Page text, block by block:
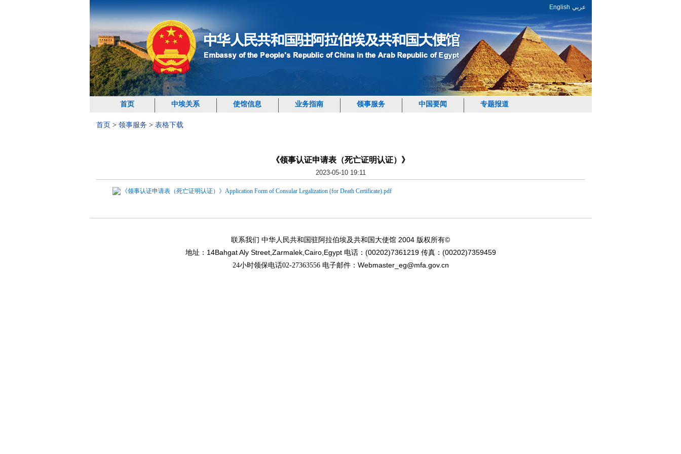
English عربي
首页 中埃关系 使馆信息 业务指南 领事服务 中国要闻 专题报道
首页 > 领事服务 > 表格下载
《领事认证申请表（死亡证明认证）》
2023-05-10 19:11
《领事认证申请表（死亡证明认证）》Application Form of Consular Legalization (for Death Certificate).pdf
联系我们 中华人民共和国驻阿拉伯埃及共和国大使馆 2004 版权所有©
地址： 14Bahgat Aly Street,Zarmalek,Cairo,Egypt电话： (00202)7361219传真： (00202)7359459
24小时领保电话02-27363556 电子邮件： Webmaster_eg@mfa.gov.cn